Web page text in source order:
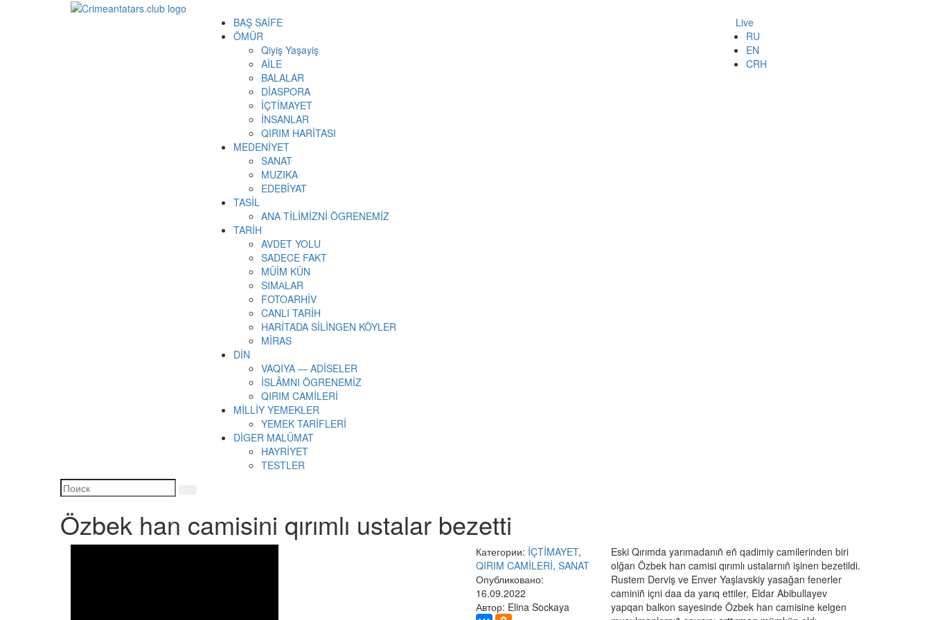
Live
BAŞ SAİFE
ÖMÜR
Qiyiş Yaşayiş
AİLE
BALALAR
DİASPORA
İÇTİMAYET
İNSANLAR
QIRIM HARİTASI
MEDENİYET
SANAT
MUZIKA
EDEBİYAT
TASİL
ANA TİLİMİZNİ ÖGRENEMİZ
TARİH
AVDET YOLU
SADECE FAKT
MÜİM KÜN
SIMАLAR
FOTOARHİV
CANLI TARİH
HARİTADA SİLİNGEN KÖYLER
MİRAS
DİN
VAQIYA — ADİSELER
İSLÂMNI ÖGRENEMİZ
QIRIM CAMİLERİ
MİLLİY YEMEKLER
YEMEK TARİFLERİ
DİGER MALÜMAT
HAYRİYET
TESTLER
RU
EN
CRH
Özbek han camisini qırımlı ustalar bezetti
Категории: İÇTİMAYET,
QIRIM CAMİLERİ, SANAT
Опубликовано:
16.09.2022
Автор: Elina Sockaya
Eski Qırımda yarımadanıñ eñ qadimiy camilerinden biri
olğan Özbek han camisi qırımlı ustalarnıñ işinen bezetildi.
Rustem Derviş ve Enver Yaşlavskiy yasağan fenerler
caminiñ içni daa da yarıq ettiler, Eldar Abibullayev
yapqan balkon sayesinde Özbek han camisine kelgen